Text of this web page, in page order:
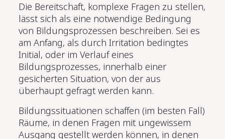
Die Bereitschaft, komplexe Fragen zu stellen,
lässt sich als eine notwendige Bedingung
von Bildungsprozessen beschreiben. Sei es
am Anfang, als durch Irritation bedingtes
Initial, oder im Verlauf eines
Bildungsprozesses, innerhalb einer
gesicherten Situation, von der aus
überhaupt gefragt werden kann.
Bildungssituationen schaffen (im besten Fall)
Räume, in denen Fragen mit ungewissem
Ausgang gestellt werden können, in denen